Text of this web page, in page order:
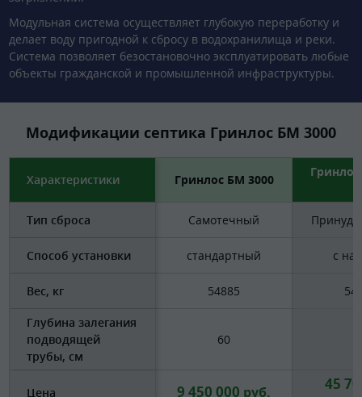
Модульная система осуществляет глубокую переработку и
делает воду пригодной к сбросу в водохранилища и реки.
Система позволяет безостановочно эксплуатировать любые
объекты гражданской и промышленной инфраструктуры.
Модификации септика Гринлос БМ 3000
Характеристики Гринлос БМ 3000
Тип сброса Самотечный
Способ установки стандартный с
Вес, кг 54885
Глубина залегания
подводящей
трубы, см
60
Цена 9 450 000 руб. 45